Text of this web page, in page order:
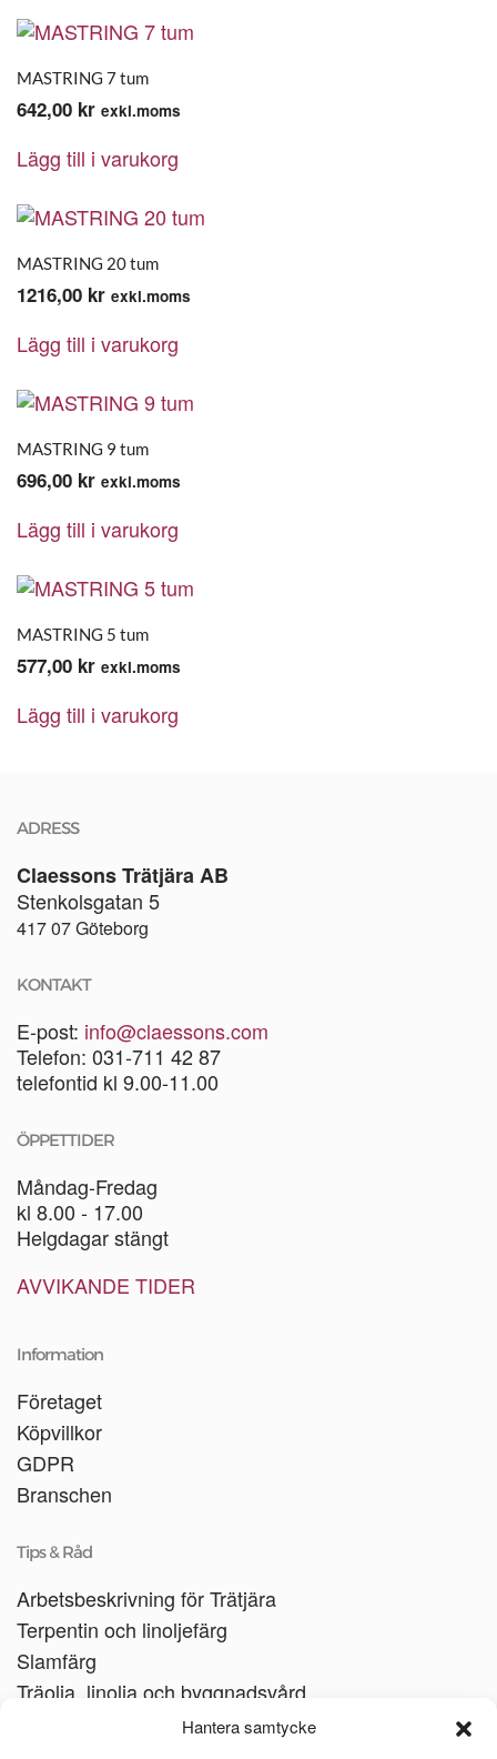
Hantera samtycke
MASTRING 7 tum
642,00 kr exkl.moms
Lägg till i varukorg
MASTRING 20 tum
1216,00 kr exkl.moms
Lägg till i varukorg
MASTRING 9 tum
696,00 kr exkl.moms
Lägg till i varukorg
MASTRING 5 tum
577,00 kr exkl.moms
Lägg till i varukorg
ADRESS
Claessons Trätjära AB
Stenkolsgatan 5
417 07 Göteborg
KONTAKT
E-post: info@claessons.com
Telefon: 031-711 42 87
telefontid kl 9.00-11.00
ÖPPETTIDER
Måndag-Fredag
kl 8.00 - 17.00
Helgdagar stängt
AVVIKANDE TIDER
Information
Företaget
Köpvillkor
GDPR
Branschen
Tips & Råd
Arbetsbeskrivning för Trätjära
Terpentin och linoljefärg
Slamfärg
Träolja, linolja och byggnadsvård